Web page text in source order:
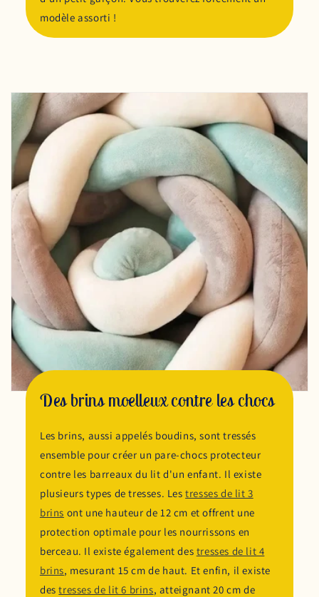
modèle assorti !
Des brins moelleux contre les chocs
Les brins, aussi appelés boudins, sont tressés
ensemble pour créer un pare-chocs protecteur
contre les barreaux du lit d'un enfant. Il existe
plusieurs types de tresses. Lestresses de lit 3
brins ont une hauteur de 12 cm et offrent une
protection optimale pour les nourrissons en
berceau. Il existe également des tresses de lit 4
brins, mesurant 15 cm de haut. Et enfin, il existe
destresses de lit 6 brins, atteignant 20 cm de